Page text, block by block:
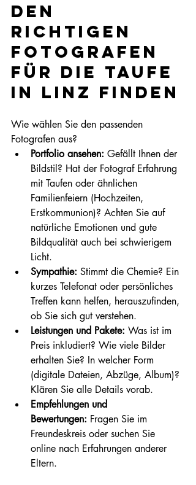
Den
richtigen
Fotografen
für die Taufe
in Linz finden
Wie wählen Sie den passenden
Fotografen aus?
Portfolio ansehen: Gefällt Ihnen der
Bildstil? Hat der Fotograf Erfahrung
mit Taufen oder ähnlichen
Familienfeiern (Hochzeiten,
Erstkommunion)? Achten Sie auf
natürliche Emotionen und gute
Bildqualität auch bei schwierigem
Licht.
Sympathie: Stimmt die Chemie? Ein
kurzes Telefonat oder persönliches
Treffen kann helfen, herauszufinden,
ob Sie sich gut verstehen.
Leistungen und Pakete: Was ist im
Preis inkludiert? Wie viele Bilder
erhalten Sie? In welcher Form
(digitale Dateien, Abzüge, Album)?
Klären Sie alle Details vorab.
Empfehlungen und
Bewertungen: Fragen Sie im
Freundeskreis oder suchen Sie
online nach Erfahrungen anderer
Eltern.